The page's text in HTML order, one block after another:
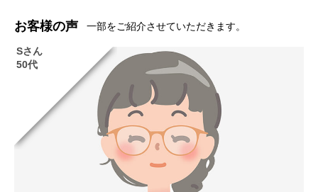
お客様の声 一部をご紹介させていただきます。
Sさん
50代